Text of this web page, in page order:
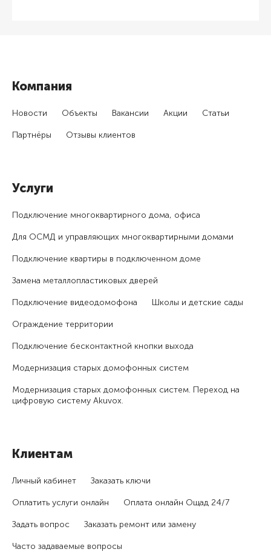
Компания
Новости Объекты Вакансии Акции Статьи
Партнёры Отзывы клиентов
Услуги
Подключение много­квартирного дома, офиса
Для ОСМД и управляющих много­квартирными домами
Подключение квартиры в подключенном доме
Замена металлопластиковых дверей
Подключение видеодомофона Школы и детские сады
Ограждение территории
Подключение бесконтактной кнопки выхода
Модернизация старых домофонных систем
Модернизация старых домофонных систем. Переход на
цифровую систему Akuvox.
Клиентам
Личный кабинет Заказать ключи
Оплатить услуги онлайн Оплата онлайн Ощад 24/7
Задать вопрос Заказать ремонт или замену
Часто задаваемые вопросы